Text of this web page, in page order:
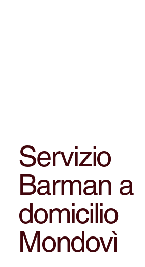
Servizio
Barman a
domicilio
Mondovì